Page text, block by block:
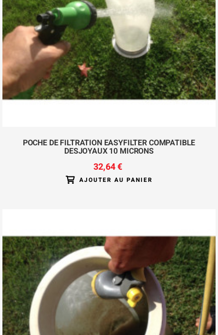
POCHE DE FILTRATION EASYFILTER COMPATIBLE
DESJOYAUX 10 MICRONS
32,64 €
AJOUTER AU PANIER